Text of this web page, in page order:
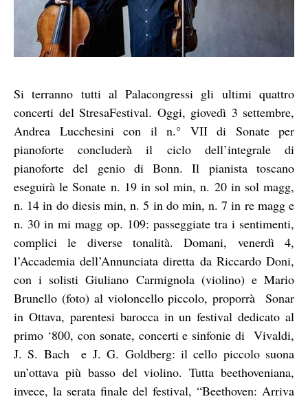
Si terranno tutti al Palacongressi gli ultimi quattro
concerti del StresaFestival. Oggi, giovedì 3 settembre,
Andrea Lucchesini con il n.° VII di Sonate per
pianoforte concluderà il ciclo dell’integrale di
pianoforte del genio di Bonn. Il pianista toscano
eseguirà le Sonate n. 19 in sol min, n. 20 in sol magg,
n. 14 in do diesis min, n. 5 in do min, n. 7 in re magg e
n. 30 in mi magg op. 109: passeggiate tra i sentimenti,
complici le diverse tonalità. Domani, venerdì 4,
l’Accademia dell’Annunciata diretta da Riccardo Doni,
con i solisti Giuliano Carmignola (violino) e Mario
Brunello (foto) al violoncello piccolo, proporrà
Sonar
in Ottava, parentesi barocca in un festival dedicato al
primo ‘800, con sonate, concerti e sinfonie di Vivaldi,
J. S. Bach
e J. G. Goldberg: il cello piccolo suona
un’ottava più basso del violino. Tutta beethoveniana,
invece, la serata finale del festival, “Beethoven: Arriva